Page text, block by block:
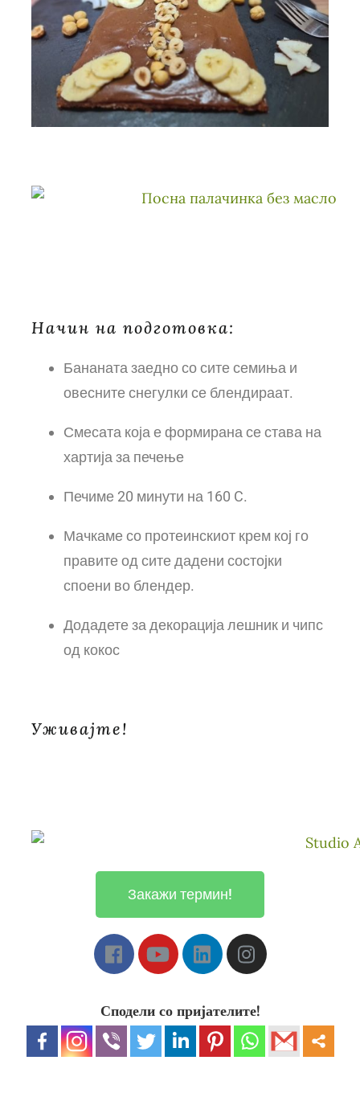
Начин на подготовка:
Бананата заедно со сите семиња и
овесните снегулки се блендираат.
Смесата која е формирана се става на
хартија за печење
Печиме 20 минути на 160 C.
Мачкаме со протеинскиот крем кој го
правите од сите дадени состојки
споени во блендер.
Додадете за декорација лешник и чипс
од кокос
Уживајте!
Закажи термин!
Сподели со пријателите!